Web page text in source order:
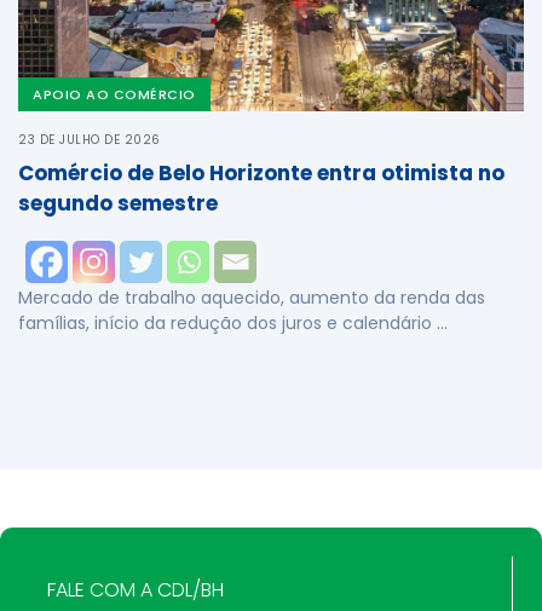
APOIO AO COMÉRCIO
23 DE JULHO DE 2026
Comércio de Belo Horizonte entra otimista no
segundo semestre
Mercado de trabalho aquecido, aumento da renda das
famílias, início da redução dos juros e calendário …
FALE COM A CDL/BH